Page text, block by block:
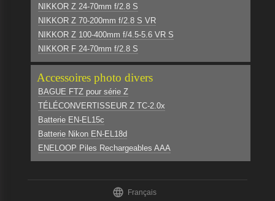
NIKKOR Z 24-70mm f/2.8 S
NIKKOR Z 70-200mm f/2.8 S VR
NIKKOR Z 100-400mm f/4.5-5.6 VR S
NIKKOR F 24-70mm f/2.8 S
Accessoires photo divers
BAGUE FTZ pour série Z
TÉLÉCONVERTISSEUR Z TC-2.0x
Batterie EN-EL15c
Batterie Nikon EN-EL18d
ENELOOP Piles Rechargeables AAA
 Français